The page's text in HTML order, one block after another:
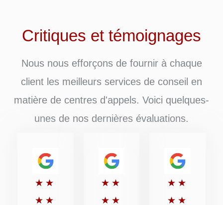
Critiques et témoignages
Nous nous efforçons de fournir à chaque
client les meilleurs services de conseil en
matière de centres d'appels. Voici quelques-
unes de nos dernières évaluations.
★ ★
★ ★
Rated
5
★ ★
★ ★
Rated
5
★ ★
★ ★
Rated
5